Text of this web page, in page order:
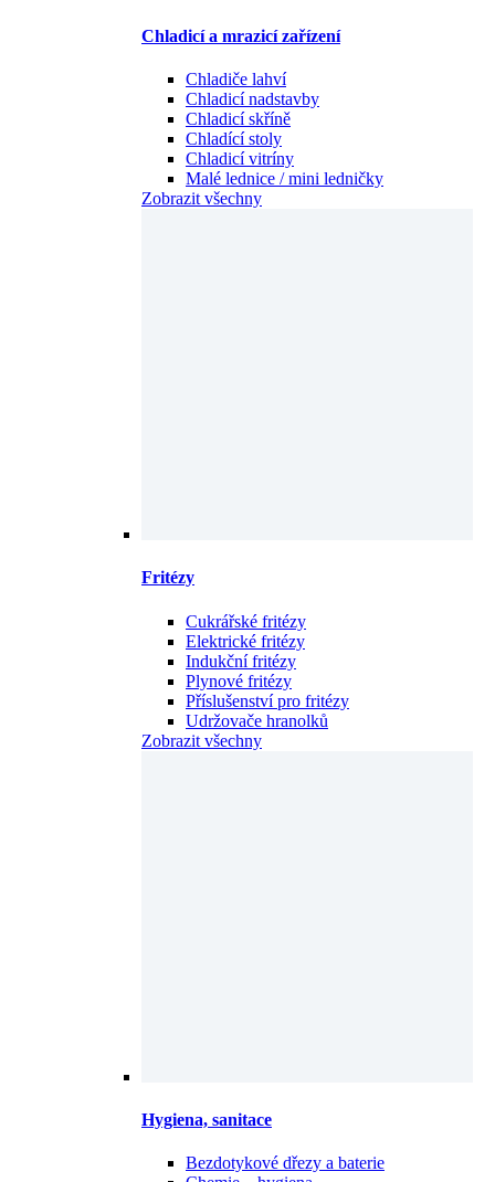
Chladicí a mrazicí zařízení
Chladiče lahví
Chladicí nadstavby
Chladicí skříně
Chladící stoly
Chladicí vitríny
Malé lednice / mini ledničky
Zobrazit všechny
Fritézy
Cukrářské fritézy
Elektrické fritézy
Indukční fritézy
Plynové fritézy
Příslušenství pro fritézy
Udržovače hranolků
Zobrazit všechny
Hygiena, sanitace
Bezdotykové dřezy a baterie